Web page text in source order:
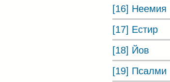
[16] Неемия
[17] Естир
[18] Йов
[19] Псалми